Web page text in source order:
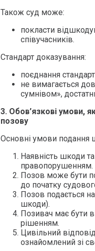
Також суд може:
покласти
співучасників.
Стандарт доказування:
поєднання
не вимагається
сумнівом»,
3. Обов’язкові умови,
позову
Основні умови подання
Наявність шкоди
правопорушенням.
Позов може бути
до початку
Позов подається
шкоди).
Позивач має бути
рішенням.
Цивільний
ознайомлений зі